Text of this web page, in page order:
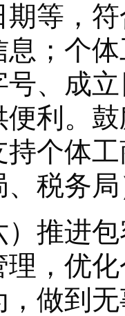
期等，
息；个
号、成
便利。
持个体
、税务
进包
理，优
，做到